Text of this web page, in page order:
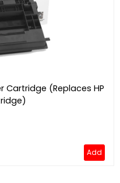
Cartridge (Replaces HP
Add